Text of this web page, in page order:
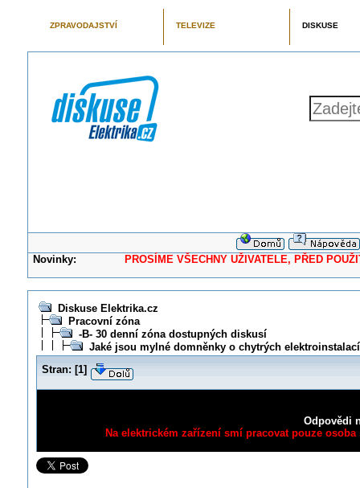
ZPRAVODAJSTVÍ TELEVIZE DISKUSE
Novinky: PROSÍME VŠECHNY UŽIVATELE, PŘED
Diskuse Elektrika.cz
Pracovní zóna
-B- 30 denní zóna dostupných diskusí
Jaké jsou mylné domněnky o chytrých
Stran: [1]
Odpovědi
Na elektrickém zařízení smí pracovat pouze